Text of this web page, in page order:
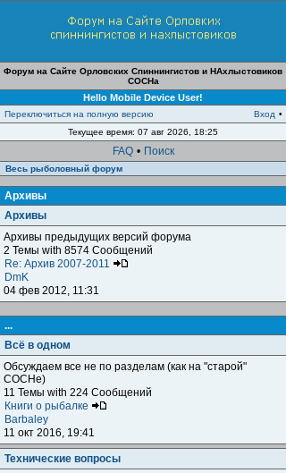
Форум на Сайте Орловских Спиннингистов и НАхлыстовиков
СОСНа
Hello Mobile Device User!
Переключиться на полную версию Вход •
Текущее время: 07 авг 2026, 18:25
FAQ • Поиск
Весь рыболовный форум
Архивы
Архивы
Архивы предыдущих версий форума
2 Темы with 8574 Сообщений
Re: Архив 2007-2011
DmK
04 фев 2012, 11:31
...
Всё в одном
Обсуждаем все не по разделам (как на "старой"
СОСНе)
11 Темы with 224 Сообщений
Книги о рыбалке
Barbaley
11 окт 2016, 19:41
Технические вопросы